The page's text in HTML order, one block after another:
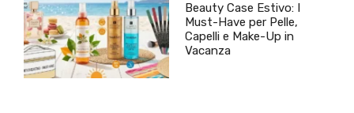
Beauty Case Estivo: I
Must-Have per Pelle,
Capelli e Make-Up in
Vacanza